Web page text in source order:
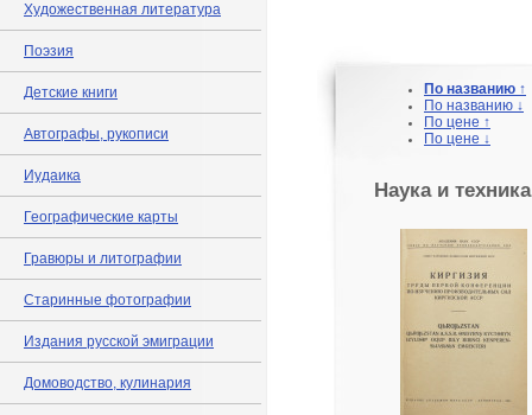
Художественная литература
Поэзия
Детские книги
Автографы, рукописи
Иудаика
Географические карты
Гравюры и литографии
Старинные фотографии
Издания русской эмиграции
Домоводство, кулинария
По названию ↑
По названию ↓
По цене ↑
По цене ↓
Наука и техника